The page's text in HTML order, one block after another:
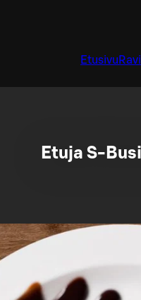
Etusivu
Etuja S-